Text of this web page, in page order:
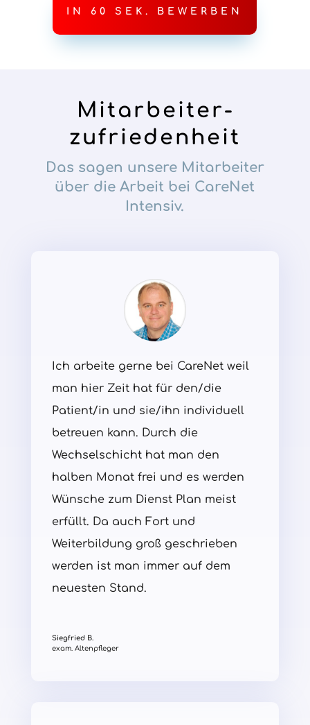
IN 60 SEK. BEWERBEN
Mitarbeiter­
zufriedenheit
Das sagen unsere Mitarbeiter
über die Arbeit bei CareNet
Intensiv.
Ich arbeite gerne bei CareNet weil
man hier Zeit hat für den/die
Patient/in und sie/ihn individuell
betreuen kann. Durch die
Wechselschicht hat man den
halben Monat frei und es werden
Wünsche zum Dienst Plan meist
erfüllt. Da auch Fort und
Weiterbildung groß geschrieben
werden ist man immer auf dem
neuesten Stand.
Siegfried B.
exam. Altenpfleger